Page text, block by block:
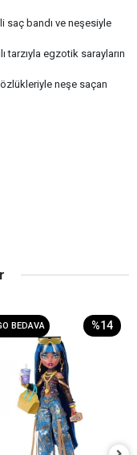
saç bandı ve neşesiyle
tarzıyla egzotik sarayların
neşe saçan
BEDAVA %14